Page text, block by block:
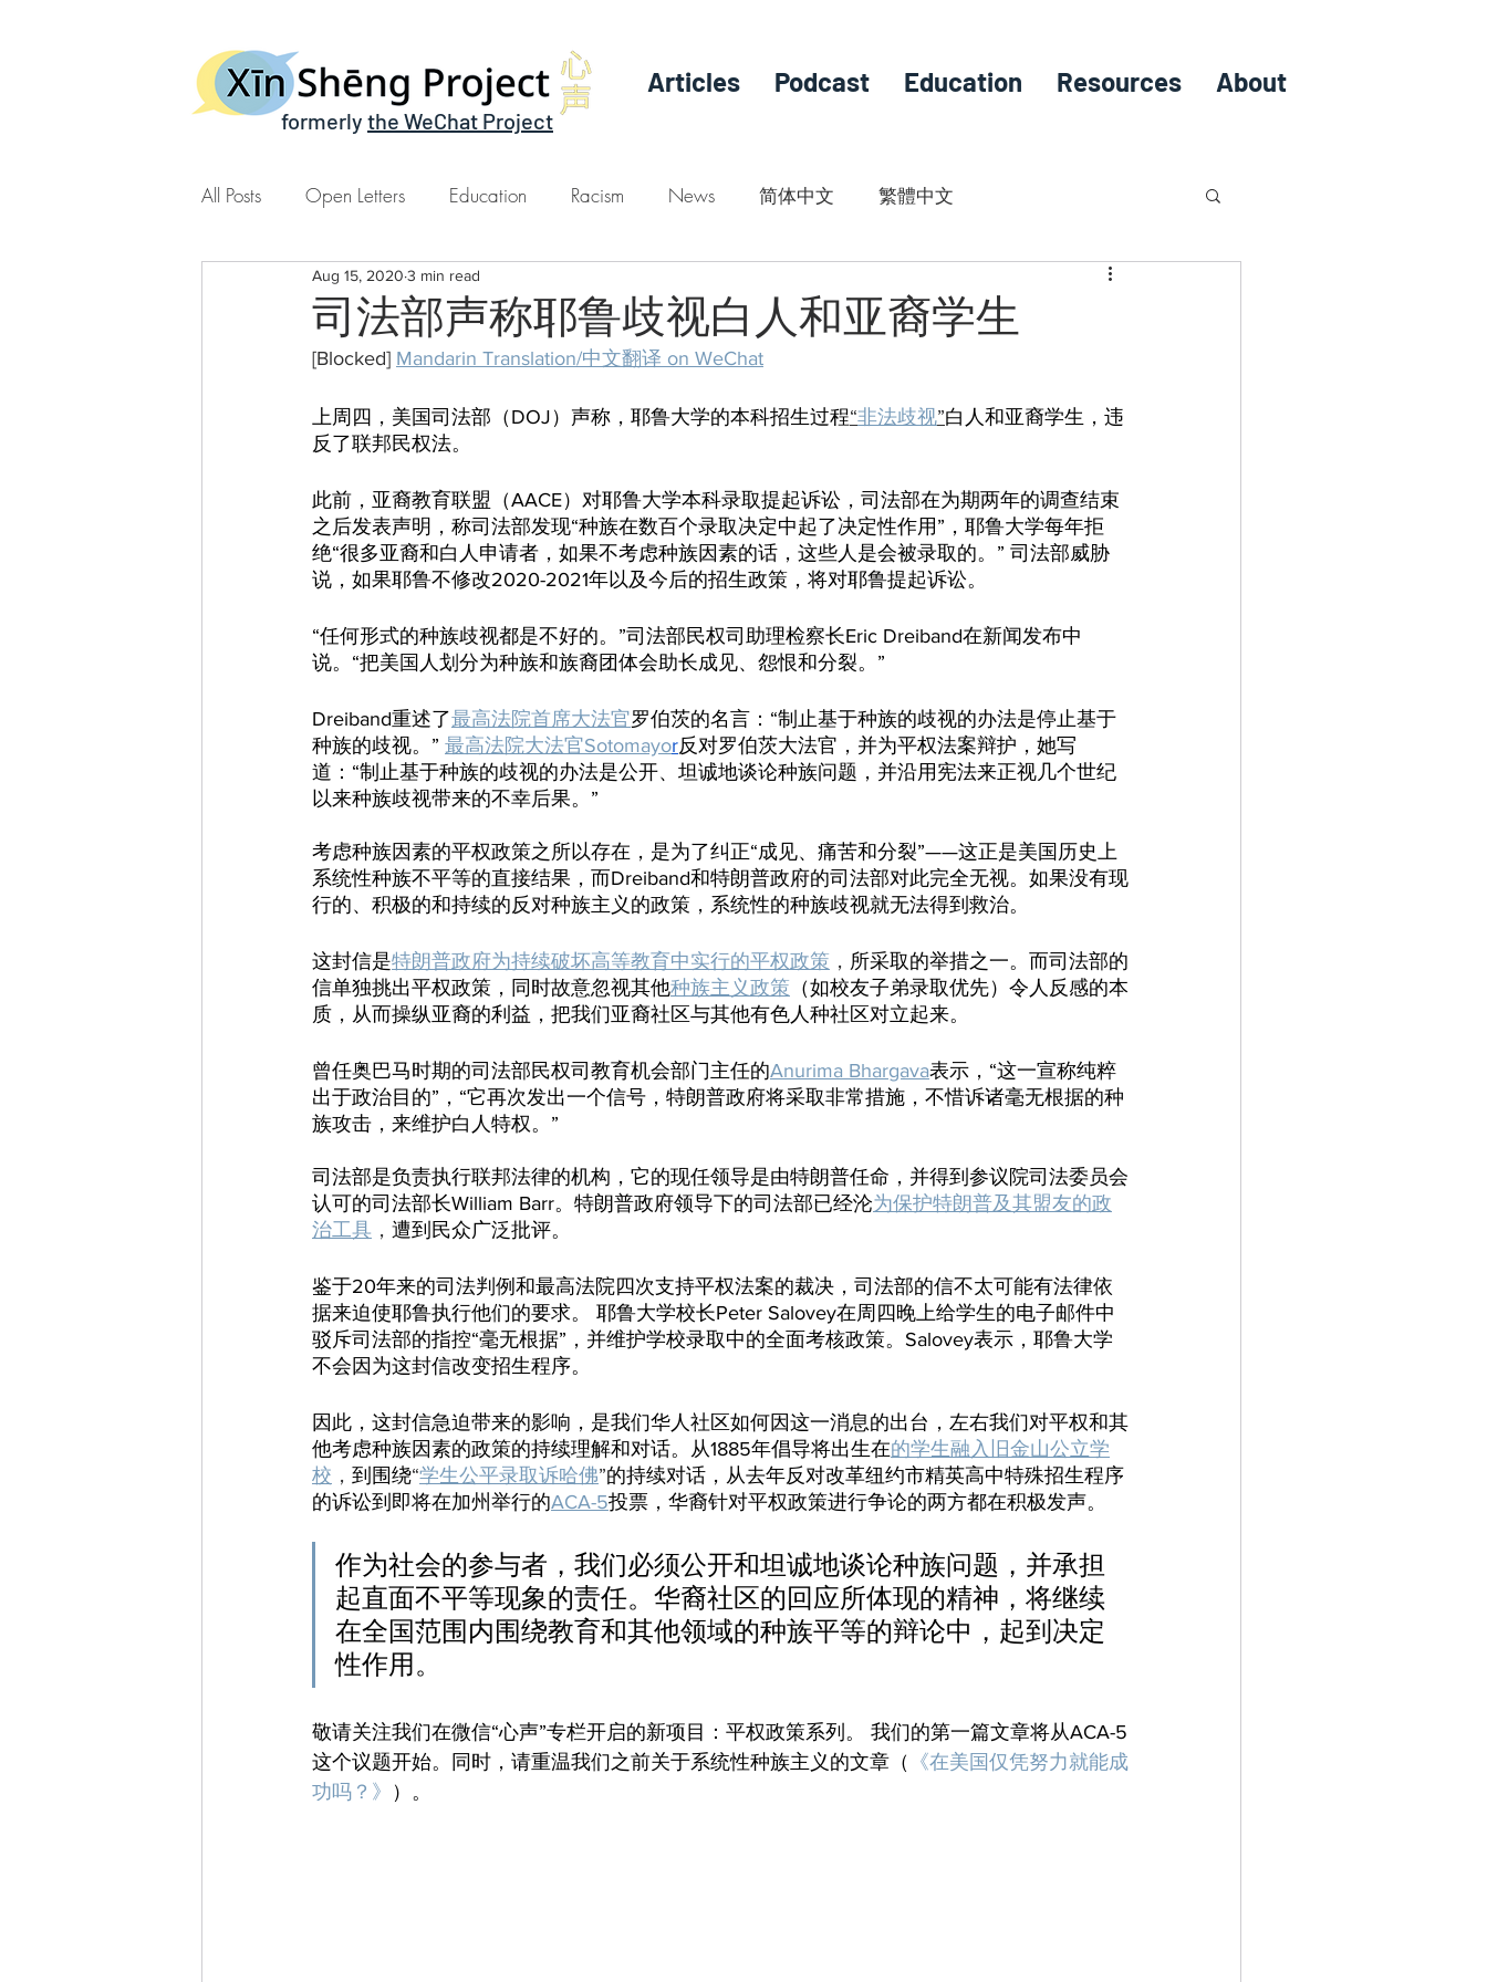
formerly the WeChat Project
Articles Podcast Education Resources About
All Posts Open Letters Education Racism News 简体中文 繁體中文
Xin Sheng Time | 心声时间
司法部声称耶鲁歧视白人和亚裔学生
Aug 15, 2020 3 min read
[Blocked] Mandarin Translation/中文翻译 on WeChat
上周四，美国司法部（DOJ）声称，耶鲁大学的本科招生过程“非法歧视”白人和亚裔学生，违
反了联邦民权法。
此前，亚裔教育联盟（AACE）对耶鲁大学本科录取提起诉讼，司法部在为期两年的调查结束
之后发表声明，称司法部发现“种族在数百个录取决定中起了决定性作用”，耶鲁大学每年拒
绝“很多亚裔和白人申请者，如果不考虑种族因素的话，这些人是会被录取的。” 司法部威胁
说，如果耶鲁不修改2020-2021年以及今后的招生政策，将对耶鲁提起诉讼。
“任何形式的种族歧视都是不好的。”司法部民权司助理检察长Eric Dreiband在新闻发布中
说。“把美国人划分为种族和族裔团体会助长成见、怨恨和分裂。”
Dreiband重述了最高法院首席大法官罗伯茨的名言：“制止基于种族的歧视的办法是停止基于
种族的歧视。” 最高法院大法官Sotomayor反对罗伯茨大法官，并为平权法案辩护，她写
道：“制止基于种族的歧视的办法是公开、坦诚地谈论种族问题，并沿用宪法来正视几个世纪
以来种族歧视带来的不幸后果。”
考虑种族因素的平权政策之所以存在，是为了纠正“成见、痛苦和分裂”——这正是美国历史上
系统性种族不平等的直接结果，而Dreiband和特朗普政府的司法部对此完全无视。如果没有现
行的、积极的和持续的反对种族主义的政策，系统性的种族歧视就无法得到救治。
这封信是特朗普政府为持续破坏高等教育中实行的平权政策 ， 所采取的举措之一。而司法部的
信单独挑出平权政策，同时故意忽视其他种族主义政策 （如校友子弟录取优先）令人反感的本
质，从而操纵亚裔的利益，把我们亚裔社区与其他有色人种社区对立起来。
曾任奥巴马时期的司法部民权司教育机会部门主任的Anurima Bhargava表示，“这一宣称纯粹
出于政治目的”，“它再次发出一个信号，特朗普政府将采取非常措施，不惜诉诸毫无根据的种
族攻击，来维护白人特权。”
司法部是负责执行联邦法律的机构，它的现任领导是由特朗普任命，并得到参议院司法委员会
认可的司法部长William Barr。特朗普政府领导下的司法部已经沦为保护特朗普及其盟友的政
治工具 ， 遭到民众广泛批评。
鉴于20年来的司法判例和最高法院四次支持平权法案的裁决，司法部的信不太可能有法律依
据来迫使耶鲁执行他们的要求。 耶鲁大学校长Peter Salovey在周四晚上给学生的电子邮件中
驳斥司法部的指控“毫无根据”，并维护学校录取中的全面考核政策。Salovey表示，耶鲁大学
不会因为这封信改变招生程序。
因此，这封信急迫带来的影响，是我们华人社区如何因这一消息的出台，左右我们对平权和其
他考虑种族因素的政策的持续理解和对话。从1885年倡导将出生在的学生融入旧金山公立学
校 ， 到围绕“学生公平录取诉哈佛”的持续对话，从去年反对改革纽约市精英高中特殊招生程序
的诉讼到即将在加州举行的ACA-5投票，华裔针对平权政策进行争论的两方都在积极发声。
作为社会的参与者，我们必须公开和坦诚地谈论种族问题，并承担
起直面不平等现象的责任。华裔社区的回应所体现的精神，将继续
在全国范围内围绕教育和其他领域的种族平等的辩论中，起到决定
性作用。
敬请关注我们在微信“心声”专栏开启的新项目：平权政策系列。 我们的第一篇文章将从ACA-5
这个议题开始。同时，请重温我们之前关于系统性种族主义的文章（
《在美国仅凭努力就能成
功吗？》
）。